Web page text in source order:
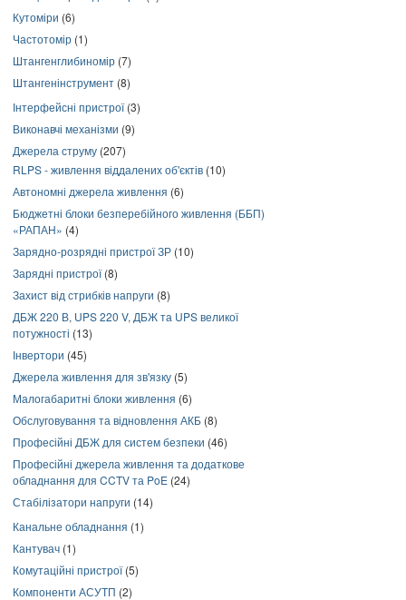
Кутоміри (6)
Частотомір (1)
Штангенглибиномір (7)
Штангенінструмент (8)
Інтерфейсні пристрої(3)
Виконавчі механізми (9)
Джерела струму (207)
RLPS - живлення віддалених об'єктів (10)
Автономні джерела живлення (6)
Бюджетні блоки безперебійного живлення (ББП)
«РАПАН» (4)
Зарядно-розрядні пристрої ЗР (10)
Зарядні пристрої(8)
Захист від стрибків напруги (8)
ДБЖ 220 В, UPS 220 V, ДБЖ та UPS великої
потужності (13)
Інвертори (45)
Джерела живлення для зв'язку (5)
Малогабаритні блоки живлення (6)
Обслуговування та відновлення АКБ (8)
Професійні ДБЖ для систем безпеки (46)
Професійні джерела живлення та додаткове
обладнання для CCTV та PoE (24)
Стабілізатори напруги (14)
Канальне обладнання (1)
Кантувач (1)
Комутаційні пристрої(5)
Компоненти АСУТП (2)